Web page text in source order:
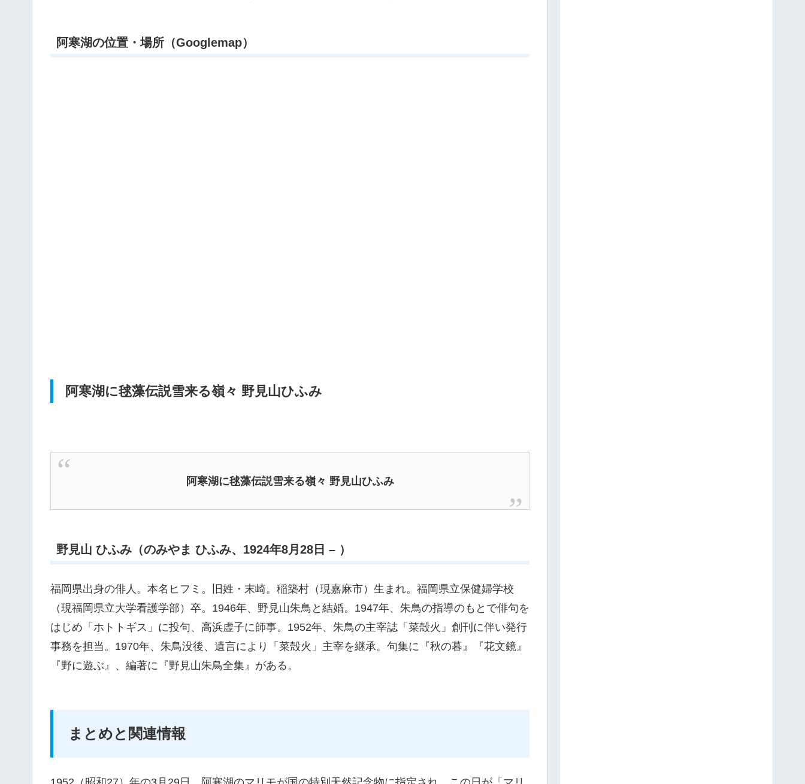
阿寒湖の位置・場所（Googlemap）
阿寒湖に毬藻伝説雪来る嶺々 野見山ひふみ
阿寒湖に毬藻伝説雪来る嶺々 野見山ひふみ
野見山 ひふみ（のみやま ひふみ、1924年8月28日 – ）
福岡県出身の俳人。本名ヒフミ。旧姓・末崎。稲築村（現嘉麻市）生まれ。福岡県立保健婦学校
（現福岡県立大学看護学部）卒。1946年、野見山朱鳥と結婚。1947年、朱鳥の指導のもとで俳句を
はじめ「ホトトギス」に投句、高浜虚子に師事。1952年、朱鳥の主宰誌「菜殻火」創刊に伴い発行
事務を担当。1970年、朱鳥没後、遺言により「菜殻火」主宰を継承。句集に『秋の暮』『花文鏡』
『野に遊ぶ』、編著に『野見山朱鳥全集』がある。
まとめと関連情報